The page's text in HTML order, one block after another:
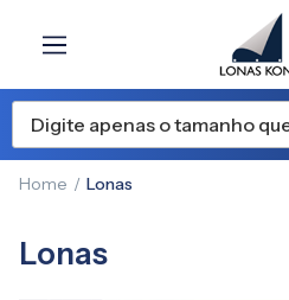
Home Lonas
Lonas